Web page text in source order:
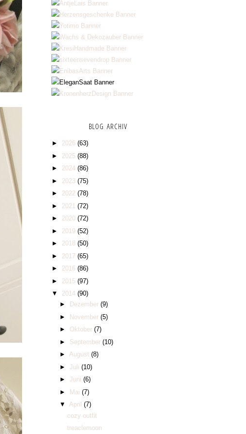
BLOG ARCHIV
► 2026 (63)
► 2025 (88)
► 2024 (86)
► 2023 (75)
► 2022 (78)
► 2021 (72)
► 2020 (72)
► 2019 (52)
► 2018 (50)
► 2017 (65)
► 2016 (86)
► 2015 (97)
▼ 2014 (90)
►
Dezember (9)
►
November (5)
► Oktober (7)
► September (10)
► August (8)
► Juli (10)
► Juni (6)
►
Mai (7)
▼ April (7)
cozy outfit
treaclemoon